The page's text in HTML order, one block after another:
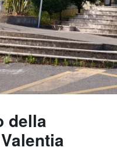
della